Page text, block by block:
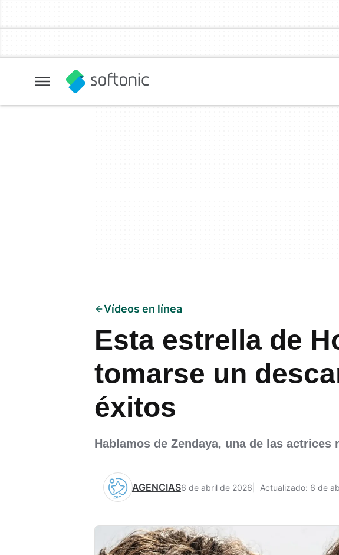
Vídeos en línea
Esta estrella de
tomarse un
éxitos
Hablamos de Zendaya, una de las
AGENCIAS6 de abril de 2026 Actualizado: 6 de